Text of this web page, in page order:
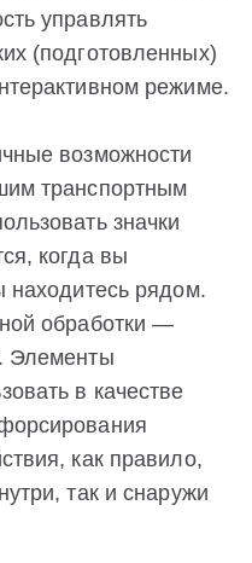
управлять
(подготовленных)
режиме.
возможности
транспортным
значки
когда вы
находитесь рядом.
обработки —
Элементы
в качестве
как правило,
так и снаружи